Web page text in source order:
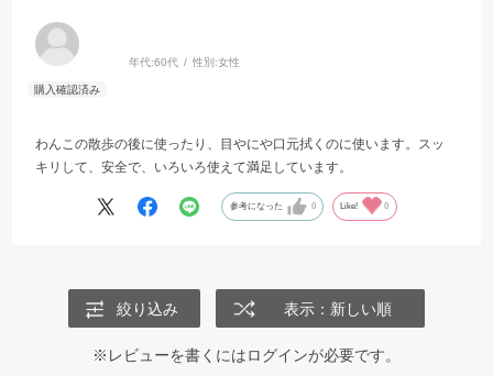
年代:60代 性別:女性
わんこの散歩の後に使ったり、目やにや口元拭くのに使います。スッ
キリして、安全で、いろいろ使えて満足しています。
参考になった 0 Like! 0
絞り込み 表示：新しい順
※レビューを書くにはログインが必要です。